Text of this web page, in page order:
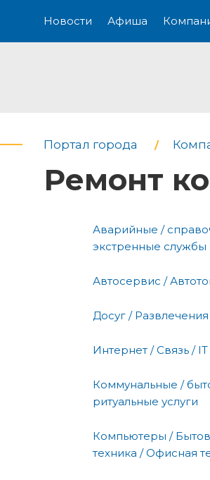
Новости Афиша
Портал города
Ремонт
Аварийные /
экстренные службы
Автосервис /
Досуг /
Интернет / Связь / IT
Коммунальные /
ритуальные услуги
Компьютеры /
техника / Офисная